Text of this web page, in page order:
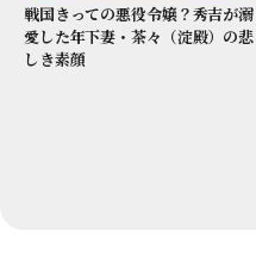
戦国きっての悪役令嬢？秀吉が溺
愛した年下妻・茶々（淀殿）の悲
しき素顔